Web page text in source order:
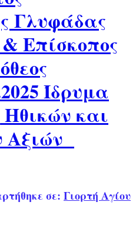
Γλυφάδας
Επίσκοπος
Ίδρυμα
και
σε: Γιορτή Αγίου